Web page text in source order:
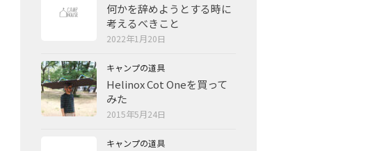
何かを辞めようとする時に
考えるべきこと
2022年1月20日
キャンプの道具
Helinox Cot Oneを買って
みた
2015年5月24日
キャンプの道具